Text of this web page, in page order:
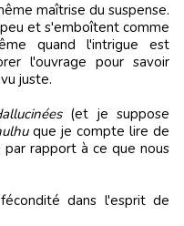
maîtrise du suspense.
et s'emboîtent comme
quand l'intrigue est
l'ouvrage pour savoir
juste.
(et je suppose
que je compte lire de
rapport à ce que nous
dans l'esprit de